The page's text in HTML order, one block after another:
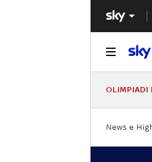
OLIMPIADI
News e